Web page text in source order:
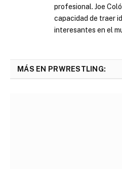
profesional. Joe
capacidad de traer
interesantes en el
MÁS EN PRWRESTLING: